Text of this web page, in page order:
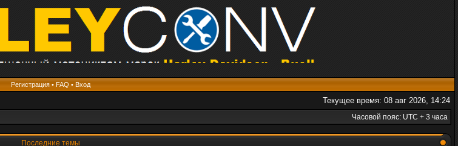
Регистрация• FAQ • Вход
Текущее время: 08 авг 2026, 14:24
Часовой пояс: UTC + 3 часа
Последние темы